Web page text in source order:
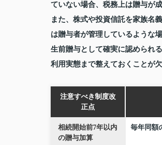
ていない場合、税務上は贈与が
また、株式や投資信託を家族名
は贈与者が管理しているような
生前贈与として確実に認められ
利用実態まで整えておくことが欠
注意すべき制度改
正点
相続開始前7年以内
の贈与加算
毎年同額